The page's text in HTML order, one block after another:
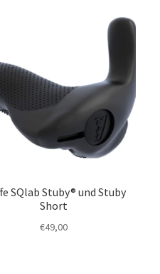
SQlab Stuby® und Stuby
Short
€49,00